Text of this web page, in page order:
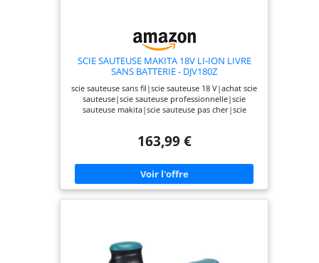
SCIE SAUTEUSE MAKITA 18V LI-ION LIVRE
SANS BATTERIE - DJV180Z
scie sauteuse sans fil|scie sauteuse 18 V|achat scie
sauteuse|scie sauteuse professionnelle|scie
sauteuse makita|scie sauteuse pas cher|scie
seule|DJV180Z|DJV180ZJ|DJV180RTJ
163,99 €